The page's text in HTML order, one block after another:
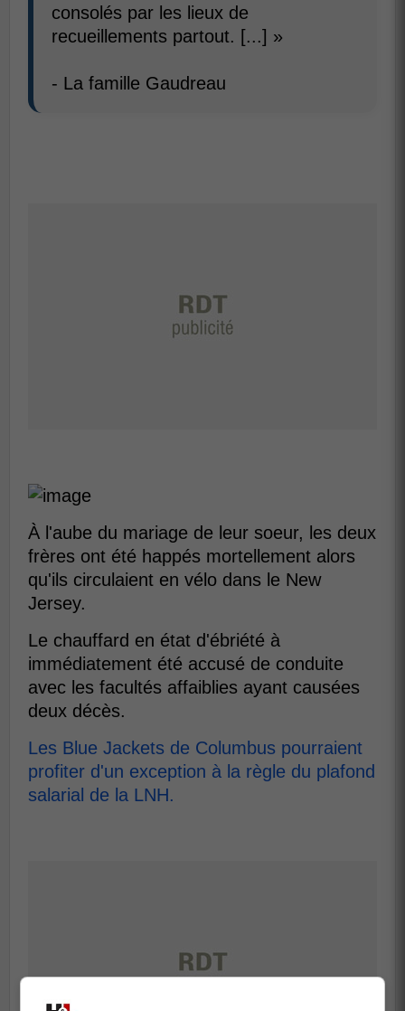
consolés par les lieux de
recueillements partout. [...] »
- La famille Gaudreau
À l'aube du mariage de leur soeur, les deux
frères ont été happés mortellement alors
qu'ils circulaient en vélo dans le New
Jersey.
Le chauffard en état d'ébriété à
immédiatement été accusé de conduite
avec les facultés affaiblies ayant causées
deux décès.
Les Blue Jackets de Columbus pourraient
profiter d'un exception à la règle du plafond
salarial de la LNH.